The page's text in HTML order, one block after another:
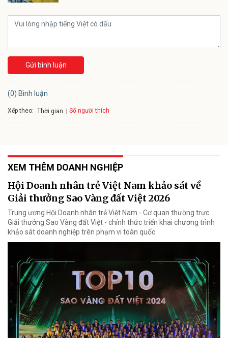
Gửi bình luận
(0) Bình luận
Xếp theo: Thời gian Số người thích
XEM THÊM DOANH NGHIỆP
Hội Doanh nhân trẻ Việt Nam khảo sát về
Giải thưởng Sao Vàng đất Việt 2026
Trung ương Hội Doanh nhân trẻ Việt Nam - Cơ quan thường trực
Giải thưởng Sao Vàng đất Việt - chính thức triển khai chương trình
khảo sát doanh nghiệp trên phạm vi toàn quốc.